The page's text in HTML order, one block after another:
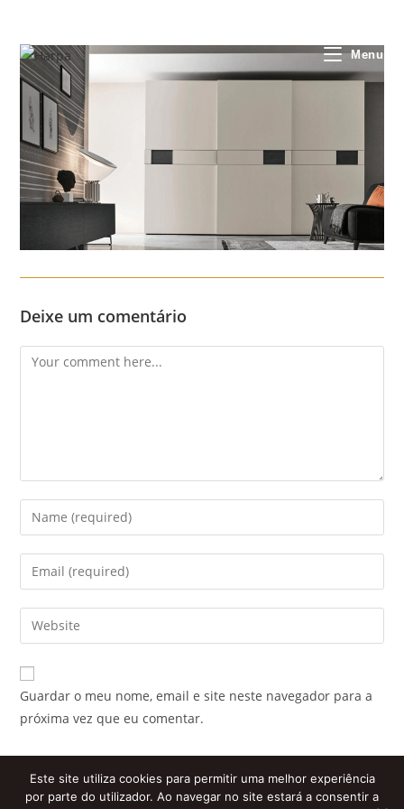
content
Menu
Deixe um comentário
Comment
Enter
your
name
comment
Enter
your
email
address
comment
Enter
your
website
URL
Guardar o meu nome, email e site neste navegador para a
próxima vez que eu comentar.
Este site utiliza cookies para permitir uma melhor experiência
por parte do utilizador. Ao navegar no site estará a consentir a